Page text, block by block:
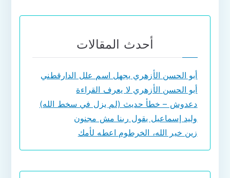
أحدث المقالات
أبو الحسن الأزهري يجهل اسم علل الدارقطني
أبو الحسن الأزهري لا يعرف القراءة
دعدوش – خطأ حديث (لم يزل في سخط الله)
وليد إسماعيل يقول ربنا مش مجنون
زين خير الله، الخرطوم اعطه لأمك